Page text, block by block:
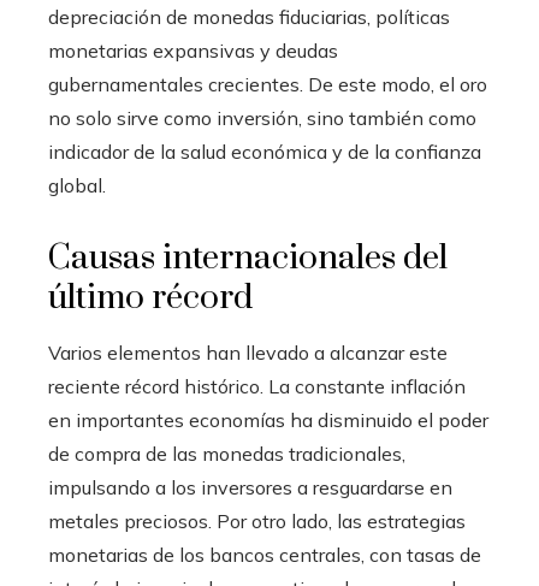
depreciación de monedas fiduciarias, políticas
monetarias expansivas y deudas
gubernamentales crecientes. De este modo, el oro
no solo sirve como inversión, sino también como
indicador de la salud económica y de la confianza
global.
Causas internacionales del
último récord
Varios elementos han llevado a alcanzar este
reciente récord histórico. La constante inflación
en importantes economías ha disminuido el poder
de compra de las monedas tradicionales,
impulsando a los inversores a resguardarse en
metales preciosos. Por otro lado, las estrategias
monetarias de los bancos centrales, con tasas de